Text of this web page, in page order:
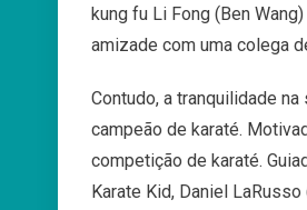
kung fu Li Fong (Ben
amizade com uma colega
Contudo, a tranquilidade
campeão de karaté.
competição de karaté.
Karate Kid, Daniel